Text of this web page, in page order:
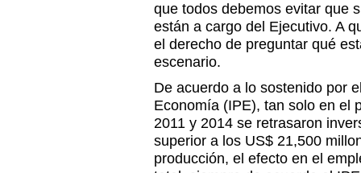
que todos debemos evitar que
están a cargo del Ejecutivo. A
el derecho de preguntar qué
escenario.
De acuerdo a lo sostenido por
Economía (IPE), tan solo en el
2011 y 2014 se retrasaron
superior a los US$ 21,500
producción, el efecto en el